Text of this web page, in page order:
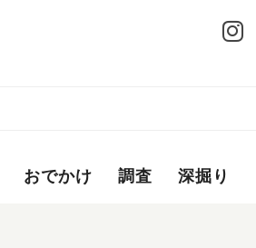
おでかけ 調査 深掘り